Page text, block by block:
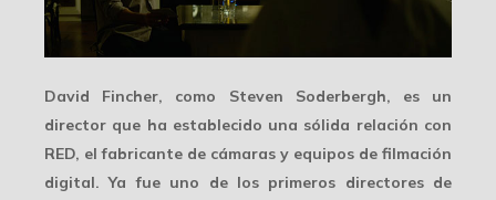
David Fincher, como Steven Soderbergh, es un
director que ha establecido una sólida relación con
RED, el fabricante de cámaras y equipos de filmación
digital. Ya fue uno de los primeros directores de